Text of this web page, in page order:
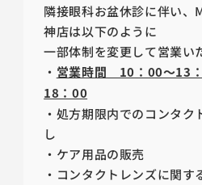
隣接眼科お盆休診に伴い
神店は以下のように
一部体制を変更して営業い
・ 営業時間 10：00～13
18：00
・処方期限内でのコンタク
し
・ケア用品の販売
・コンタクトレンズに関す